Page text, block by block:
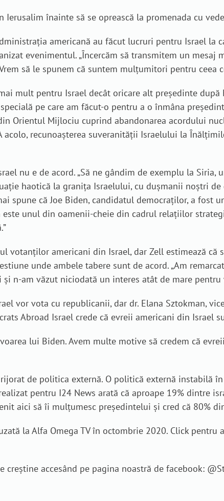
înainte să se oprească la promenada cu
americană au făcut lucruri pentru Israel la
evenimentul. „Încercăm să transmitem un mesaj
să le spunem că suntem mulțumitori pentru
mult pentru Israel decât oricare alt președinte după
pe care am făcut-o pentru a o înmâna
Orientul Mijlociu cuprind abandonarea acordului
recunoașterea suveranității Israelului la
nu e de acord. „Să ne gândim de exemplu la
haotică la granița Israelului, cu dușmanii noștri
spune că Joe Biden, candidatul democraților, a fost
unul din oamenii-cheie din cadrul relațiilor
votanților americani din Israel, dar Zell estimează că
unde ambele tabere sunt de acord. „Am
n-am văzut niciodată un interes atât de mare pentru
vor vota cu republicanii, dar dr. Elana Sztokman,
Abroad Israel crede că evreii americani din Israel
lui Biden. Avem multe motive să credem că
de politica externă. O politică externă instabilă
pentru I24 News arată că aproape 19% dintre
aici să îi mulțumesc președintelui și cred că 80%
la Alfa Omega TV în octombrie 2020. Click
accesând pe pagina noastră de facebook: